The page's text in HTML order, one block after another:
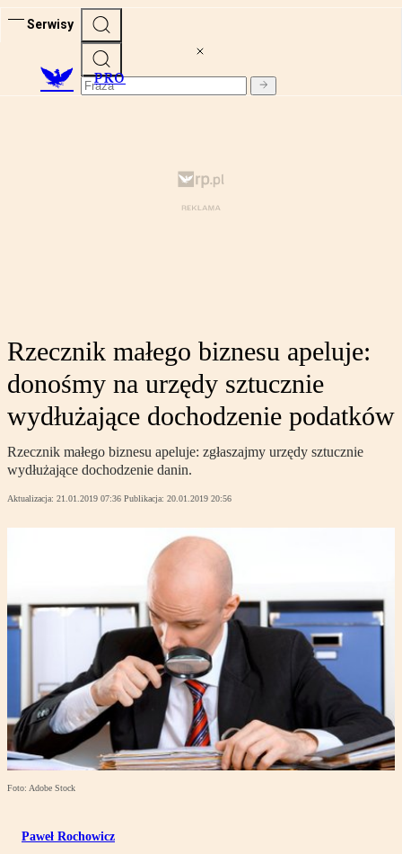
Serwisy
PRO
Rzecznik małego biznesu apeluje:
donośmy na urzędy sztucznie
wydłużające dochodzenie podatków
Rzecznik małego biznesu apeluje: zgłaszajmy urzędy sztucznie
wydłużające dochodzenie danin.
Aktualizacja: 21.01.2019 07:36 Publikacja: 20.01.2019 20:56
Foto: Adobe Stock
Paweł Rochowicz